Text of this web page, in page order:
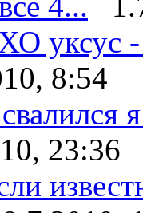
уксус -
8:54
23:36